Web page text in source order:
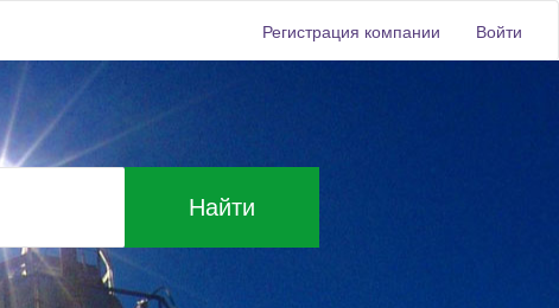
Регистрация компании Войти
Найти